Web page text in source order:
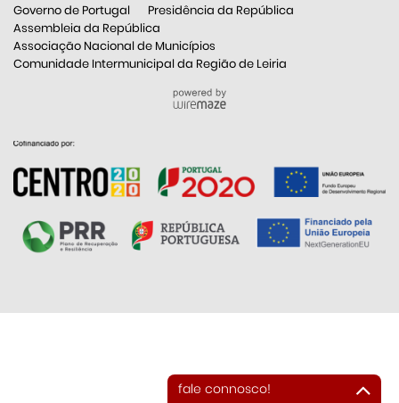
Governo de Portugal
Presidência da República
Assembleia da República
Associação Nacional de Municípios
Comunidade Intermunicipal da Região de Leiria
fale connosco!